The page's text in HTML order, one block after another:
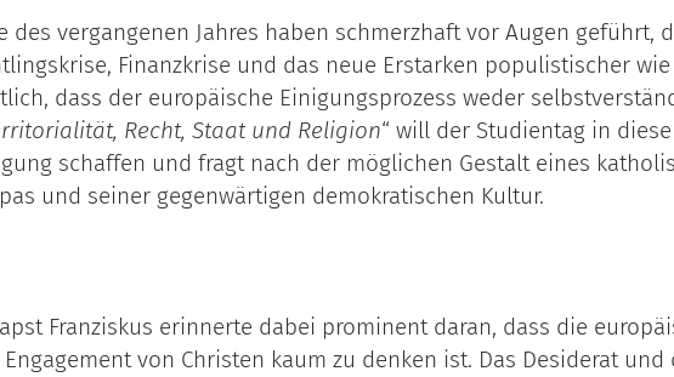
vergangenen Jahres haben schmerzhaft vor Augen geführt,
Finanzkrise und das neue Erstarken populistischer wie
dass der europäische Einigungsprozess weder
Recht, Staat und Religion“ will der Studientag in
schaffen und fragt nach der möglichen Gestalt eines
und seiner gegenwärtigen demokratischen Kultur.
Franziskus erinnerte dabei prominent daran, dass die
von Christen kaum zu denken ist. Das Desiderat und